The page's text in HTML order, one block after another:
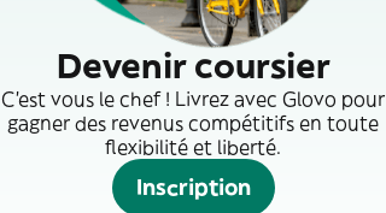
Devenir coursier
C'est vous le chef ! Livrez avec Glovo pour
gagner des revenus compétitifs en toute
flexibilité et liberté.
Inscription